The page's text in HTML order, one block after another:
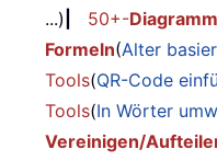
...)
50+-
Formeln(Alter
Tools(QR-Code
Tools(In Wörter
Vereinigen/